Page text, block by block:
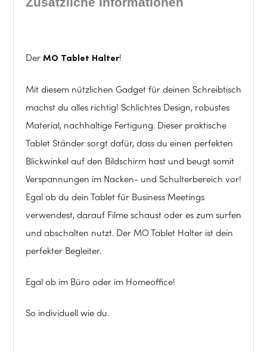
Der MO Tablet Halter!
Mit diesem nützlichen Gadget für deinen Schreibtisch
machst du alles richtig! Schlichtes Design, robustes
Material, nachhaltige Fertigung. Dieser praktische
Tablet Ständer sorgt dafür, dass du einen perfekten
Blickwinkel auf den Bildschirm hast und beugt somit
Verspannungen im Nacken- und Schulterbereich vor!
Egal ob du dein Tablet für Business Meetings
verwendest, darauf Filme schaust oder es zum surfen
und abschalten nutzt. Der MO Tablet Halter ist dein
perfekter Begleiter.
Egal ob im Büro oder im Homeoffice!
So individuell wie du.